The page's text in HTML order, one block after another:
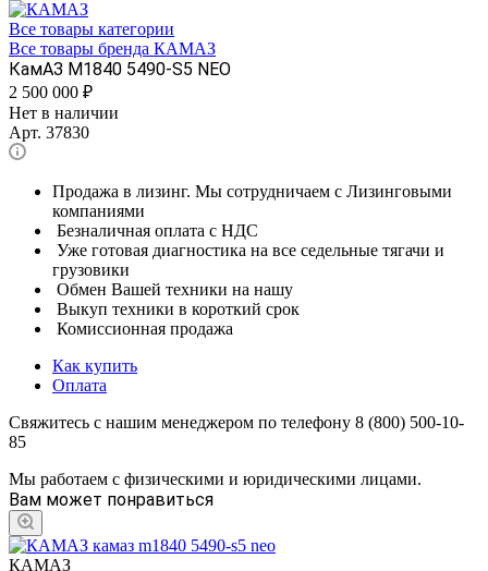
Все товары категории
Все товары бренда КАМАЗ
КамАЗ M1840 5490-S5 NEO
2 500 000 ₽
Нет в наличии
Арт. 37830
Продажа в лизинг. Мы сотрудничаем с Лизинговыми
компаниями
Безналичная оплата с НДС
Уже готовая диагностика на все седельные тягачи и
грузовики
Обмен Вашей техники на нашу
Выкуп техники в короткий срок
Комиссионная продажа
Как купить
Оплата
Свяжитесь с нашим менеджером по телефону 8 (800) 500-10-
85
Мы работаем с физическими и юридическими лицами.
Вам может понравиться
КАМАЗ